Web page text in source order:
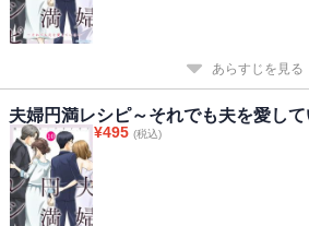
あらすじを見る
夫婦円満レシピ～それでも夫を愛し
¥495 (税込)